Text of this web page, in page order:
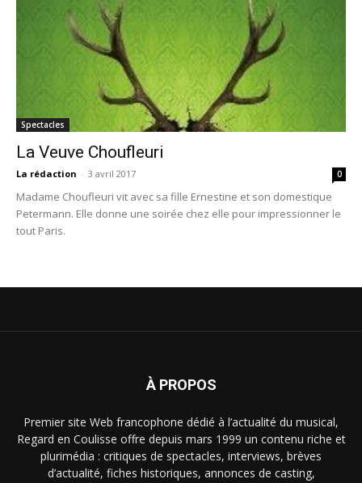
Spectacles
La Veuve Choufleuri
La rédaction - 3 avril 2017 0
Madame Choufleuri vit avec sa fille Ernestine et son domestique
Petermann. Elle donne une soirée chez elle pour impressionner le
tout Paris.
À PROPOS
Premier site Web francophone dédié à l’actualité du musical,
Regard en Coulisse offre depuis mars 1999 un contenu riche et
plurimédia : critiques de spectacles, interviews, brèves
d’actualité, fiches historiques, annonces de casting,